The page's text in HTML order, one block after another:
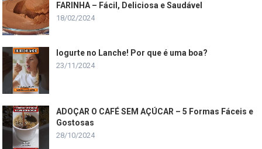
FARINHA – Fácil, Deliciosa e Saudável
18/02/2024
Iogurte no Lanche! Por que é uma boa?
23/11/2024
ADOÇAR O CAFÉ SEM AÇÚCAR – 5 Formas Fáceis e
Gostosas
28/10/2024